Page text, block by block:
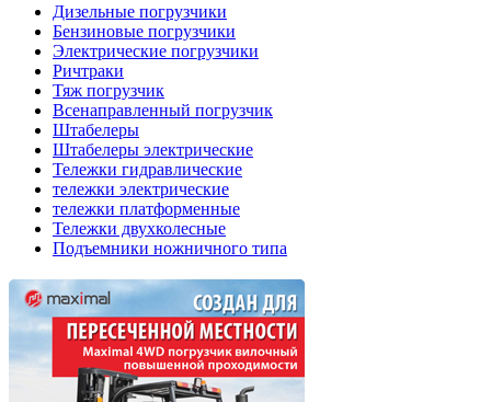
Дизельные погрузчики
Бензиновые погрузчики
Электрические погрузчики
Ричтраки
Тяж погрузчик
Всенаправленный погрузчик
Штабелеры
Штабелеры электрические
Тележки гидравлические
тележки электрические
тележки платформенные
Тележки двухколесные
Подъемники ножничного типа